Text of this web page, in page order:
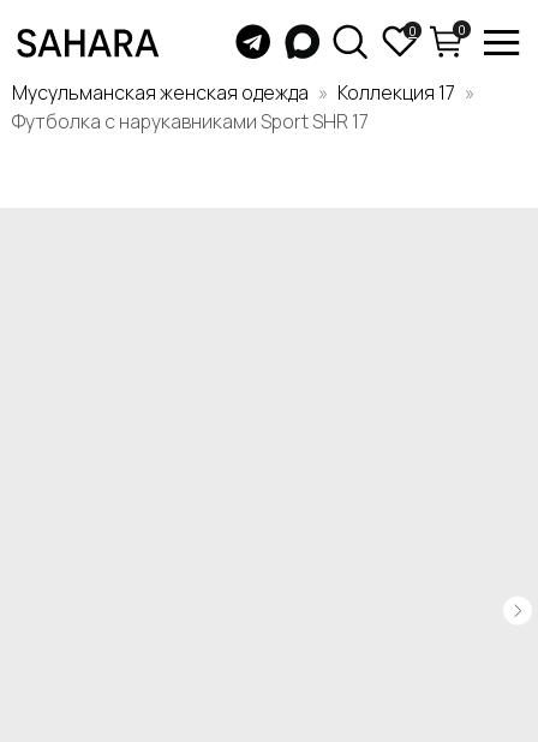
Мусульманская женская одежда
Коллекция 17
Футболка c нарукавниками Sport SHR 17